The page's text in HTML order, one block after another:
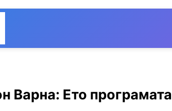
Варна: Ето програмата